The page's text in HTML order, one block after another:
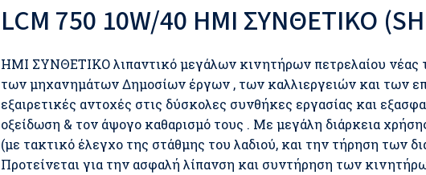
LCM 750 10W/40 ΗΜΙ ΣΥΝΘΕΤΙΚΟ
ΗΜΙ ΣΥΝΘΕΤΙΚΟ λιπαντικό μεγάλων κινητήρων πετρελαίου νέας
των μηχανημάτων Δημοσίων έργων , των καλλιεργειών και των
εξαιρετικές αντοχές στις δύσκολες συνθήκες εργασίας και
οξείδωση & τον άψογο καθαρισμό τους . Με μεγάλη διάρκεια
(με τακτικό έλεγχο της στάθμης του λαδιού, και την τήρηση των
Προτείνεται για την ασφαλή λίπανση και συντήρηση των